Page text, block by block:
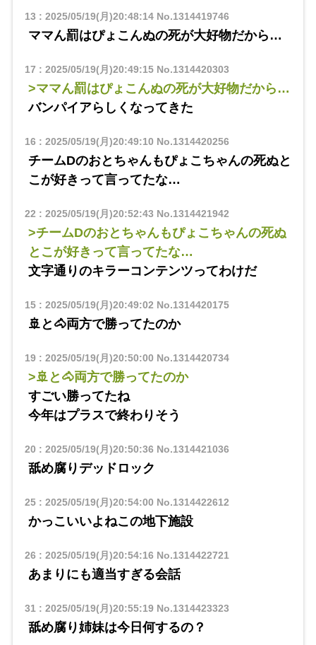
13 : 2025/05/19(月)20:48:14No.1314419746
ママん罰はぴょこんぬの死が大好物だから…
17 : 2025/05/19(月)20:49:15No.1314420303
>ママん罰はぴょこんぬの死が大好物だから…
バンパイアらしくなってきた
16 : 2025/05/19(月)20:49:10 No.1314420256
チームDのおとちゃんもぴょこちゃんの死ぬと
こが好きって言ってたな…
22 : 2025/05/19(月)20:52:43 No.1314421942
>チームDのおとちゃんもぴょこちゃんの死ぬ
とこが好きって言ってたな…
文字通りのキラーコンテンツってわけだ
15: 2025/05/19(月)20:49:02 No.1314420175
🚢と🐴両方で勝ってたのか
19: 2025/05/19(月)20:50:00 No.1314420734
>🚢と🐴両方で勝ってたのか
すごい勝ってたね
今年はプラスで終わりそう
20 : 2025/05/19(月)20:50:36 No.1314421036
舐め腐りデッドロック
25: 2025/05/19(月)20:54:00 No.1314422612
かっこいいよねこの地下施設
26 : 2025/05/19(月)20:54:16 No.1314422721
あまりにも適当すぎる会話
31 : 2025/05/19(月)20:55:19No.1314423323
舐め腐り姉妹は今日何するの？